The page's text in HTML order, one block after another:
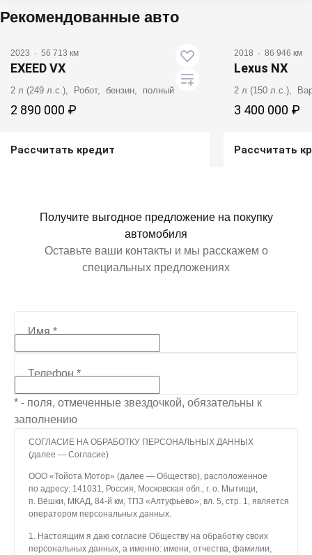
Рекомендованные авто
2023 · 56 713 км
EXEED VX
2 л (249 л.с.), Робот, бензин, полный
2 890 000 ₽
Рассчитать кредит
2018 · 86 946 км
Lexus NX
2 л (150 л.с.),
3 400 000 ₽
Рассчитать
Получите выгодное предложение на покупку
автомобиля
Оставьте ваши контакты и мы расскажем о
специальных предложениях
Имя*
Телефон*
* - поля, отмеченные звездочкой, обязательны к
заполнению
СОГЛАСИЕ НА ОБРАБОТКУ ПЕРСОНАЛЬНЫХ ДАННЫХ
(далее — Согласие)
ООО «Тойота Мотор» (далее — Общество), расположенное
по адресу: 141031, Россия, Московская обл., г. о. Мытищи,
п. Вёшки, МКАД, 84-й км, ТПЗ «Алтуфьево», вл. 5, стр. 1, является
оператором персональных данных.
1. Настоящим я даю согласие Обществу на обработку своих
персональных данных, а именно: имени, отчества, фамилии,